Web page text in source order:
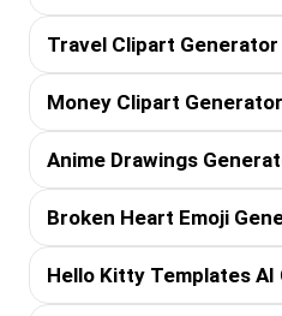
Travel Clipart Generator
Money Clipart Generator
Anime Drawings
Broken Heart Emoji
Hello Kitty Templates AI